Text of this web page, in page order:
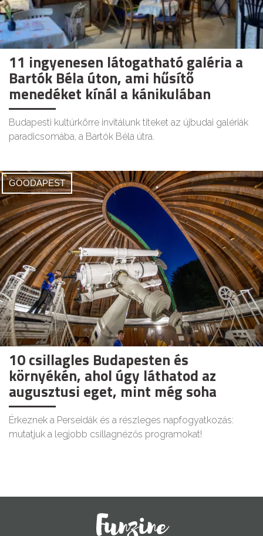
11 ingyenesen látogatható galéria a
Bartók Béla úton, ami hűsítő
menedéket kínál a kánikulában
Budapesti kultúrkörre invitálunk titeket az újbudai galériák
paradicsomába, a Bartók Béla útra.
GOODAPEST
10 csillagles Budapesten és
környékén, ahol úgy láthatod az
augusztusi eget, mint még soha
Érkeznek a Perseidák és a részleges napfogyatkozás:
mutatjuk a legjobb csillagnézős programokat!